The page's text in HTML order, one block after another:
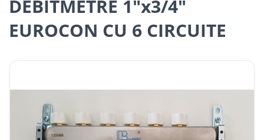
DEBITMETRE 1"x3/4"
EUROCON CU 6 CIRCUITE